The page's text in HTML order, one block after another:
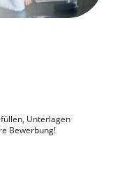
Unterlagen
Bewerbung!